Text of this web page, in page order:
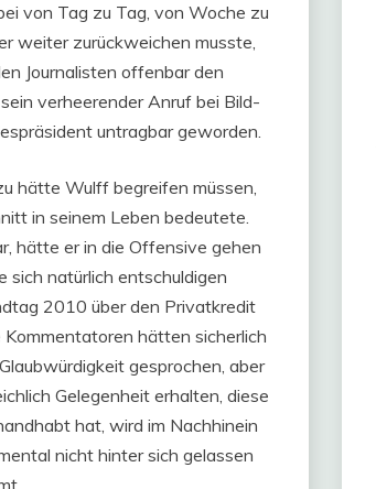
von Tag zu Tag, von Woche zu
weiter zurückweichen musste,
Journalisten offenbar den
verheerender Anruf bei Bild-
untragbar geworden.
hätte Wulff begreifen müssen,
in seinem Leben bedeutete.
hätte er in die Offensive gehen
sich natürlich entschuldigen
2010 über den Privatkredit
hätten sicherlich
gesprochen, aber
Gelegenheit erhalten, diese
hat, wird im Nachhinein
nicht hinter sich gelassen